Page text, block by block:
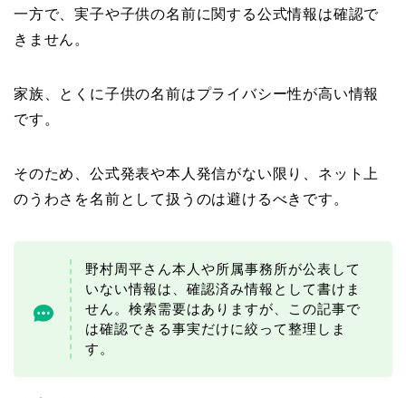
一方で、実子や子供の名前に関する公式情報は確認で
きません。
家族、とくに子供の名前はプライバシー性が高い情報
です。
そのため、公式発表や本人発信がない限り、ネット上
のうわさを名前として扱うのは避けるべきです。
野村周平さん本人や所属事務所が公表して
いない情報は、確認済み情報として書けま
せん。検索需要はありますが、この記事で
は確認できる事実だけに絞って整理しま
す。